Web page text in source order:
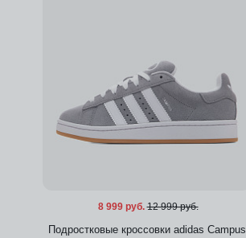
8 999 руб. 12 999 руб.
Подростковые кроссовки adidas Campus